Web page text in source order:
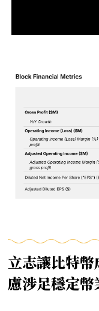
立志讓比特
慮涉足穩定幣